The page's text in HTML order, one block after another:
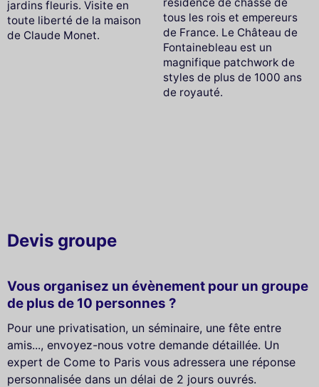
jardins fleuris. Visite en
toute liberté de la maison
de Claude Monet.
résidence de chasse de
tous les rois et empereurs
de France. Le Château de
Fontainebleau est un
magnifique patchwork de
styles de plus de 1000 ans
de royauté.
Devis groupe
Vous organisez un évènement pour un groupe
de plus de 10 personnes ?
Pour une privatisation, un séminaire, une fête entre
amis..., envoyez-nous votre demande détaillée. Un
expert de Come to Paris vous adressera une réponse
personnalisée dans un délai de 2 jours ouvrés.